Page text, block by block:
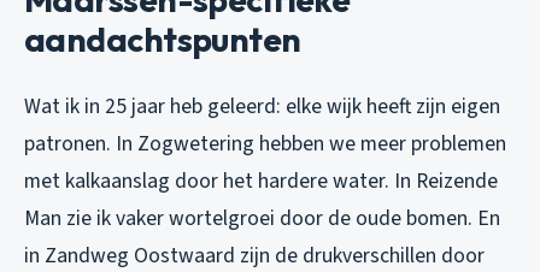
aandachtspunten
Wat ik in 25 jaar heb geleerd: elke wijk heeft zijn eigen
patronen. In Zogwetering hebben we meer problemen
met kalkaanslag door het hardere water. In Reizende
Man zie ik vaker wortelgroei door de oude bomen. En
in Zandweg Oostwaard zijn de drukverschillen door